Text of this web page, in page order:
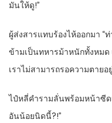
มันให้ดู!”
ผู้ส่งสารแทบร้องไห้ออกมา
ข้ามเป็นทหารม้าหนักทั้งหมด
เราไม่สามารถรอความตาย
ไป๋หลี่คำรามลั่นพร้อมหน้าซีด
อันน้อยนิดนี้?!”